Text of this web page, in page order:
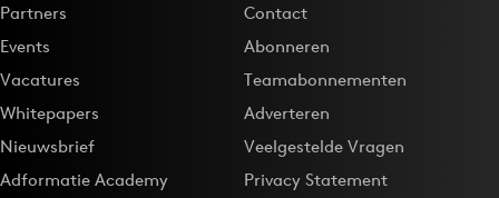
Partners
Events
Vacatures
Whitepapers
Nieuwsbrief
Adformatie Academy
Contact
Abonneren
Teamabonnementen
Adverteren
Veelgestelde Vragen
Privacy Statement